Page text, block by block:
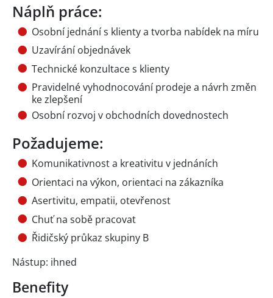
Náplň práce:
Osobní jednání s klienty a tvorba nabídek na míru
Uzavírání objednávek
Technické konzultace s klienty
Pravidelné vyhodnocování prodeje a návrh změn
ke zlepšení
Osobní rozvoj v obchodních dovednostech
Požadujeme:
Komunikativnost a kreativitu v jednáních
Orientaci na výkon, orientaci na zákazníka
Asertivitu, empatii, otevřenost
Chuť na sobě pracovat
Řidičský průkaz skupiny B
Nástup: ihned
Benefity